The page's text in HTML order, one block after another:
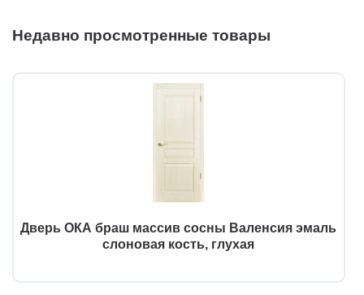
Недавно просмотренные товары
Дверь ОКА браш массив сосны Валенсия эмаль
слоновая кость, глухая